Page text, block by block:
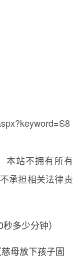
本站不拥有所有
承担相关法律责
多少分钟）
母放下孩子固